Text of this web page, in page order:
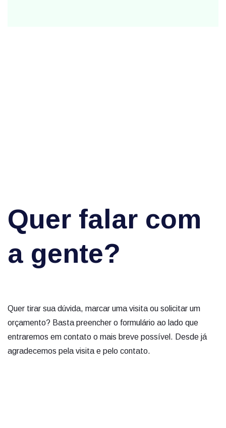
Quer falar com
a gente?
Quer tirar sua dúvida, marcar uma visita ou solicitar um
orçamento? Basta preencher o formulário ao lado que
entraremos em contato o mais breve possível. Desde já
agradecemos pela visita e pelo contato.